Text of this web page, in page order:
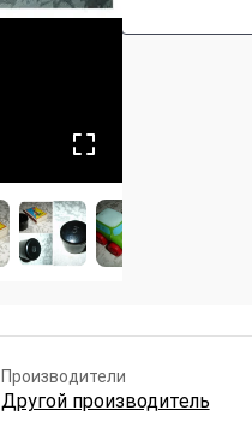
Производители
Другой производитель